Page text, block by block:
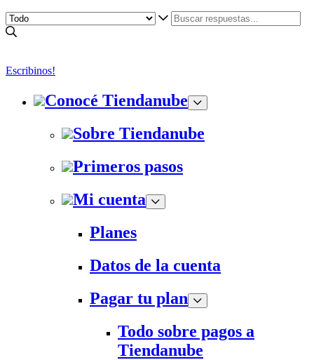
Escribinos!
Conocé Tiendanube
Sobre Tiendanube
Primeros pasos
Mi cuenta
Planes
Datos de la cuenta
Pagar tu plan
Todo sobre pagos a
Tiendanube